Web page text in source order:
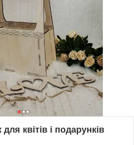
квітів і подарунків